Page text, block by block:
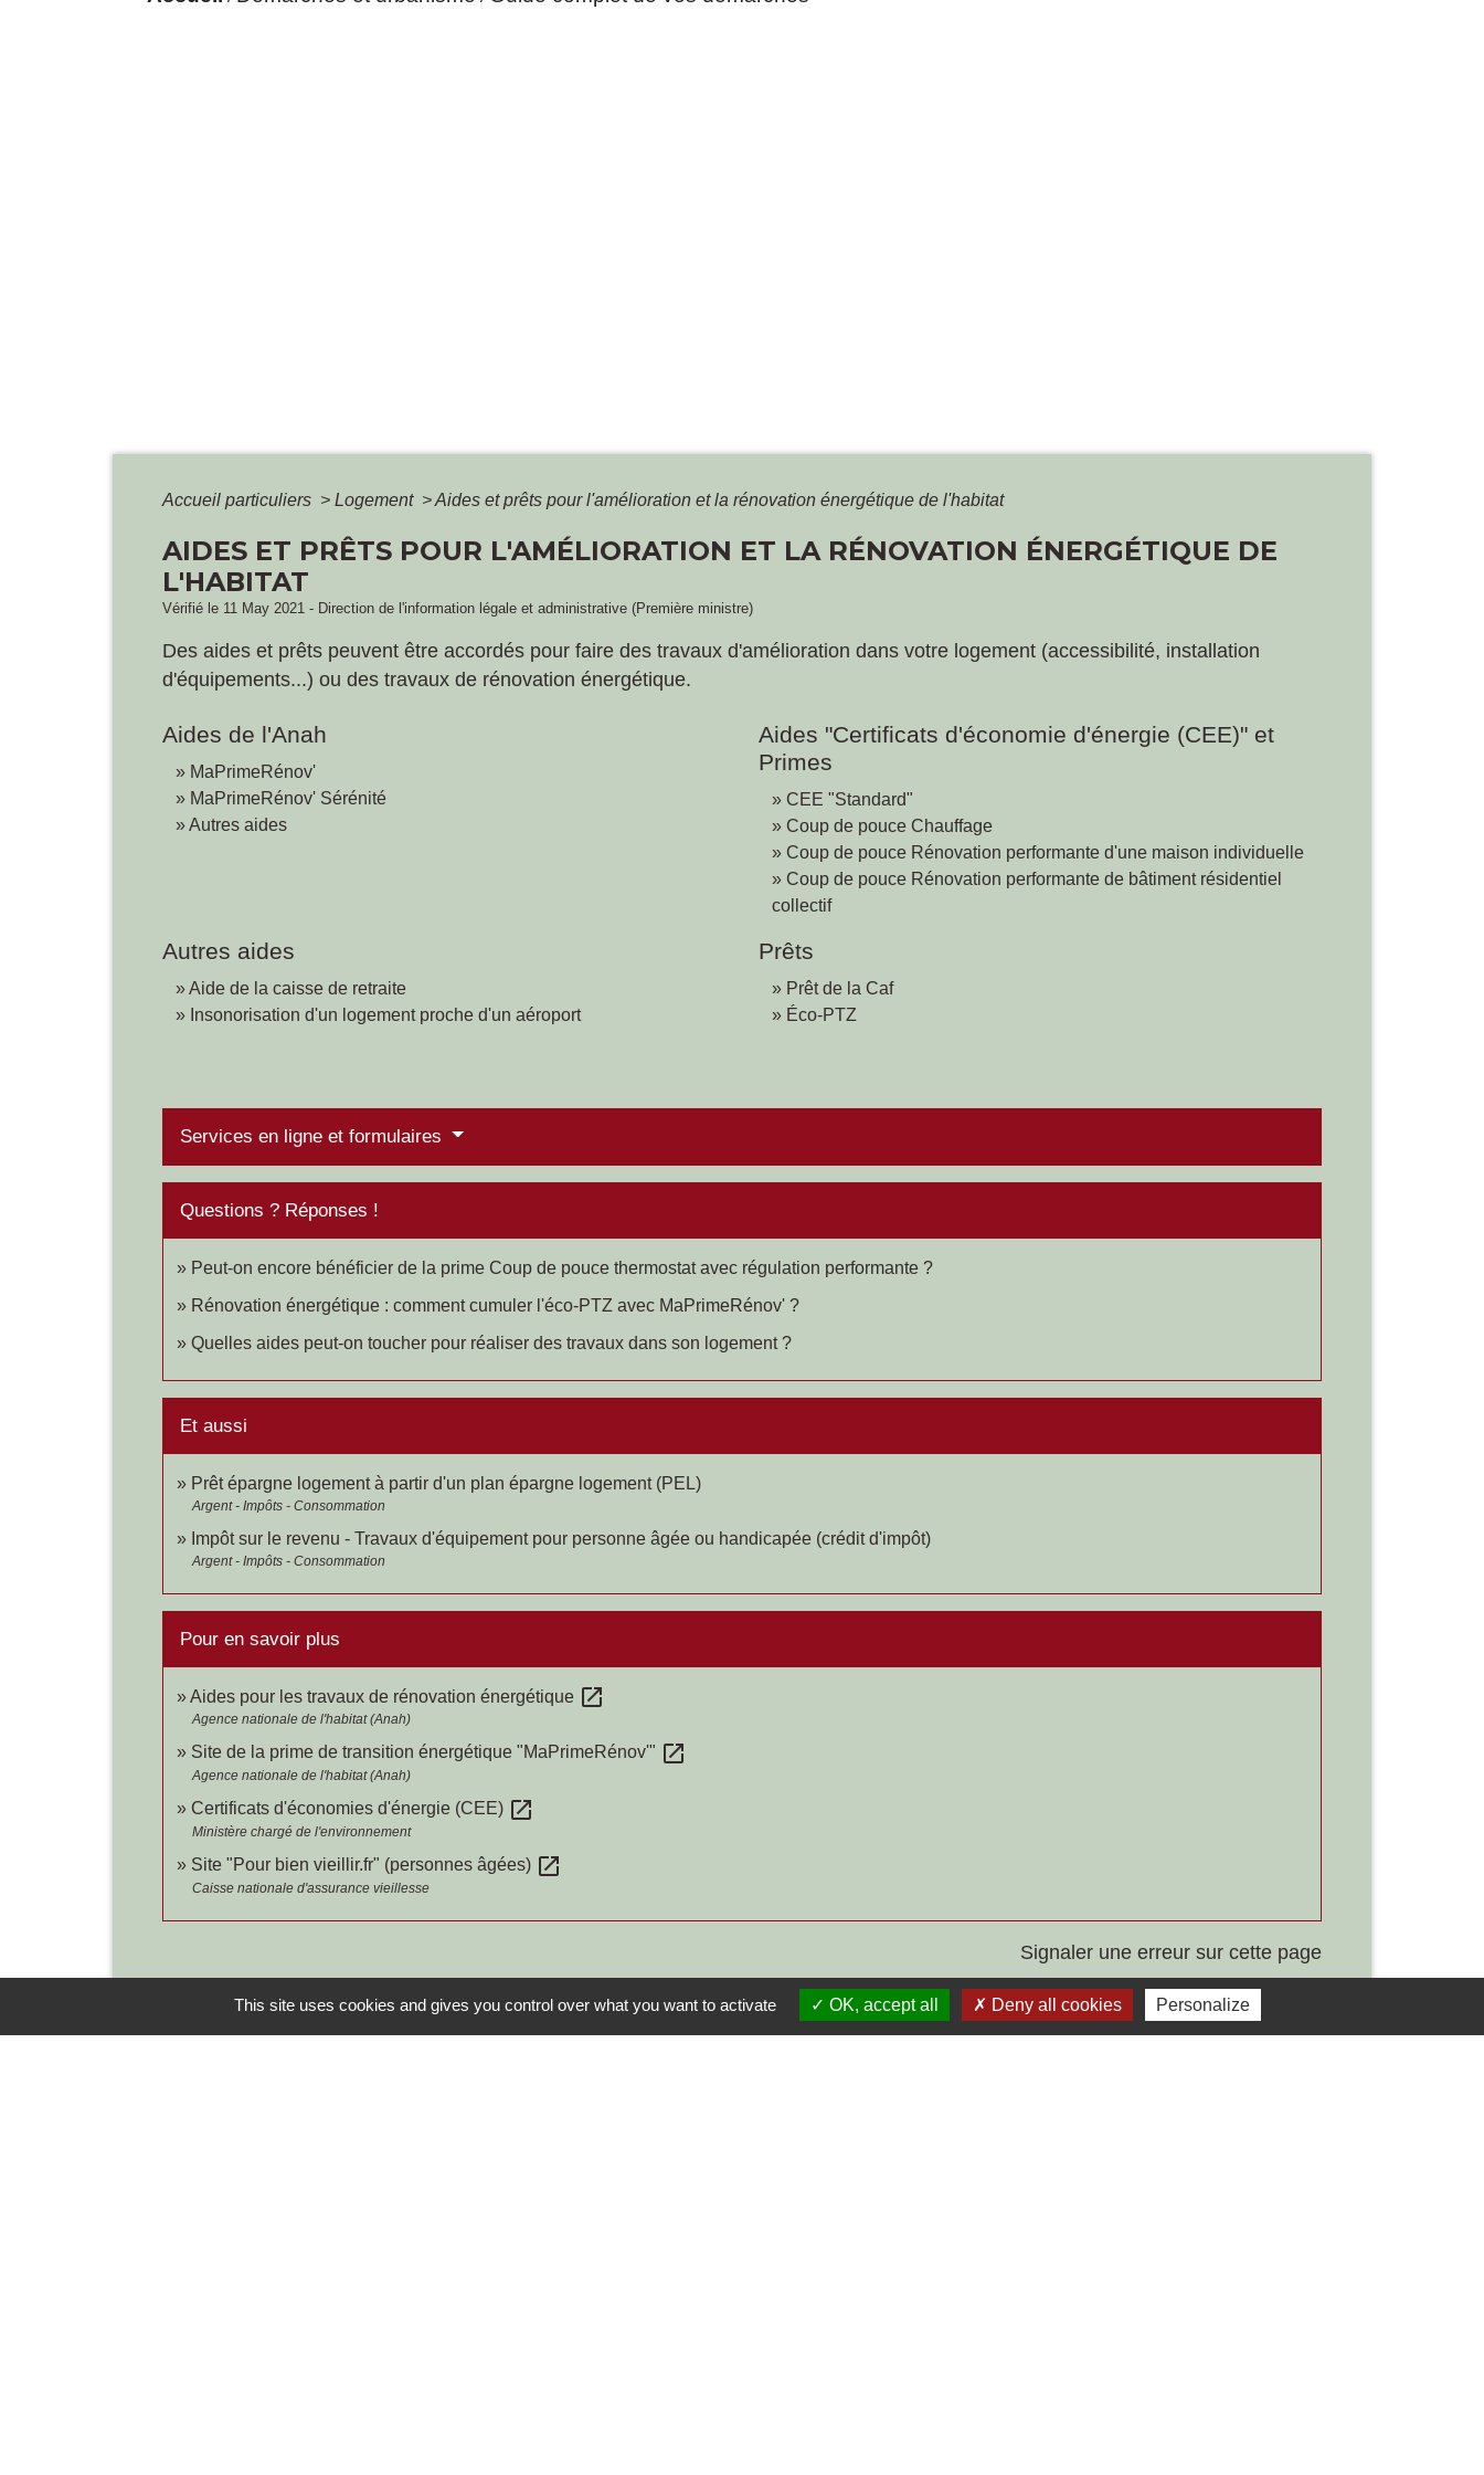
Accueil particuliers > Logement >Aides et prêts pour l'amélioration et la rénovation énergétique de l'habitat
AIDES ET PRÊTS POUR L'AMÉLIORATION ET LA RÉNOVATION ÉNERGÉTIQUE DE
L'HABITAT
Vérifié le 11 May 2021 - Direction de l'information légale et administrative (Première ministre)
Des aides et prêts peuvent être accordés pour faire des travaux d'amélioration dans votre logement (accessibilité, installation
d'équipements...) ou des travaux de rénovation énergétique.
Aides de l'Anah
MaPrimeRénov'
MaPrimeRénov' Sérénité
Autres aides
Aides "Certificats d'économie d'énergie (CEE)" et
Primes
CEE "Standard"
Coup de pouce Chauffage
Coup de pouce Rénovation performante d'une maison individuelle
Coup de pouce Rénovation performante de bâtiment résidentiel
collectif
Autres aides
Aide de la caisse de retraite
Insonorisation d'un logement proche d'un aéroport
Prêts
Prêt de la Caf
Éco-PTZ
Services en ligne et formulaires
Questions ? Réponses !
Peut-on encore bénéficier de la prime Coup de pouce thermostat avec régulation performante ?
Rénovation énergétique : comment cumuler l'éco-PTZ avec MaPrimeRénov' ?
Quelles aides peut-on toucher pour réaliser des travaux dans son logement ?
Et aussi
Prêt épargne logement à partir d'un plan épargne logement (PEL)
Argent - Impôts - Consommation
Impôt sur le revenu - Travaux d'équipement pour personne âgée ou handicapée (crédit d'impôt)
Argent - Impôts - Consommation
Pour en savoir plus
Aides pour les travaux de rénovation énergétique open_in_new
Agence nationale de l'habitat (Anah)
Site de la prime de transition énergétique "MaPrimeRénov'" open_in_new
Agence nationale de l'habitat (Anah)
Certificats d'économies d'énergie (CEE) open_in_new
Ministère chargé de l'environnement
Site "Pour bien vieillir.fr" (personnes âgées) open_in_new
Caisse nationale d'assurance vieillesse
Signaler une erreur sur cette page
This site uses cookies and gives you control over what you want to activate OK, accept all Deny all cookies Personalize